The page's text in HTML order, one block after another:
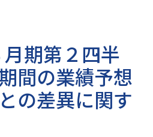
期第２四半
間の業績予想
の差異に関す